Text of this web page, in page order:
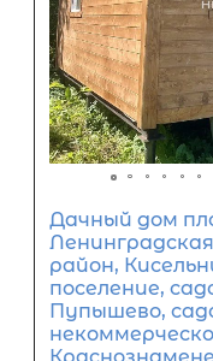
Жилой дом
Карелия,
округ,
2 300 000 ₽
Парнас